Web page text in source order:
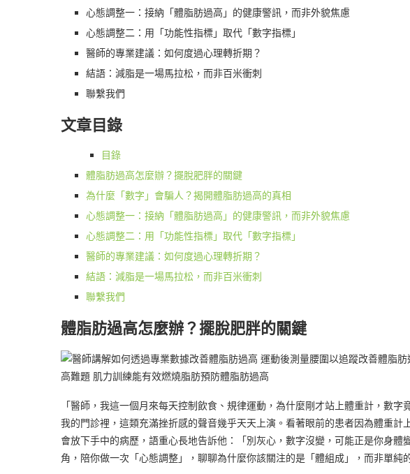
心態調整一：接納「體脂肪過高」的健康警訊，而非外貌焦慮
心態調整二：用「功能性指標」取代「數字指標」
醫師的專業建議：如何度過心理轉折期？
結語：減脂是一場馬拉松，而非百米衝刺
聯繫我們
文章目錄
目錄
體脂肪過高怎麼辦？擺脫肥胖的關鍵
為什麼「數字」會騙人？揭開體脂肪過高的真相
心態調整一：接納「體脂肪過高」的健康警訊，而非外貌焦慮
心態調整二：用「功能性指標」取代「數字指標」
醫師的專業建議：如何度過心理轉折期？
結語：減脂是一場馬拉松，而非百米衝刺
聯繫我們
體脂肪過高怎麼辦？擺脫肥胖的關鍵
「醫師，我這一個月來每天控制飲食、規律運動，為什麼剛才站上體重計，數
我的門診裡，這類充滿挫折感的聲音幾乎天天上演。看著眼前的患者因為體重計
會放下手中的病歷，語重心長地告訴他：「別灰心，數字沒變，可能正是你身
角，陪你做一次「心態調整」，聊聊為什麼你該關注的是「體組成」，而非單純